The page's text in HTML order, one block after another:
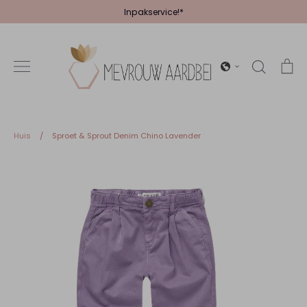
naar
Inpakservice!*
Zoeken
Huis / Sproet & Sprout Denim Chino Lavender